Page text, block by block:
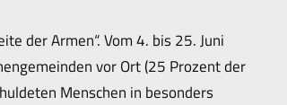
der Armen“. Vom 4. bis 25. Juni
vor Ort (25 Prozent der
Menschen in besonders